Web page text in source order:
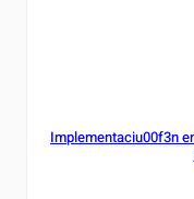
Implementaciu00f3n